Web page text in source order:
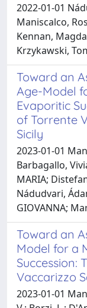
2022-01-01
Maniscalco,
Kennan,
Krzykawski,
Toward an
Age-Model
Evaporitic
of Torrente
Sicily
2023-01-01
Barbagallo,
MARIA;
Nádudvari,
GIOVANNA;
Toward an
Model for a
Succession:
Vaccarizzo
2023-01-01